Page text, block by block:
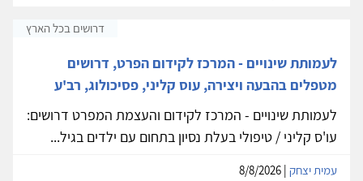
דרושים בכל הארץ
לעמותת שינויים - המרכז לקידום הפרט, דרושים
מטפלים בהבעה ויצירה, עוס קליני, פסיכולוג, רב'ע
לעמותת שינויים - המרכז לקידום והעצמת המפרט דרושים:
עו'ס קליני / טיפולי בעלת נסיון בתחום עם ילדים בגיל...
עמית יצחק